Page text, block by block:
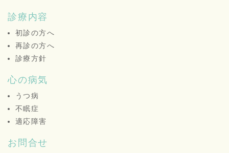
診療内容
初診の方へ
再診の方へ
診療方針
心の病気
うつ病
不眠症
適応障害
お問合せ